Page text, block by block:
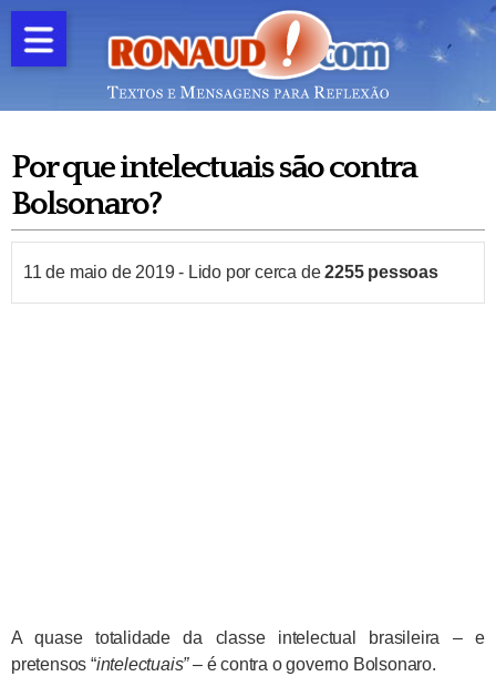
Por que intelectuais são contra
Bolsonaro?
11 de maio de 2019- Lido por cerca de2255pessoas
A quase totalidade da classe intelectual brasileira – e
pretensos “intelectuais”– é contra o governo Bolsonaro.